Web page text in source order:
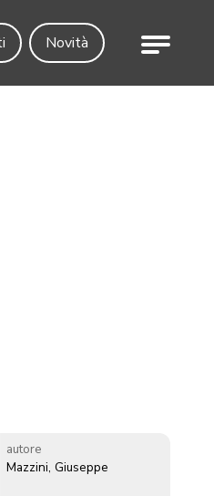
Novità Menu
autore
Mazzini, Giuseppe